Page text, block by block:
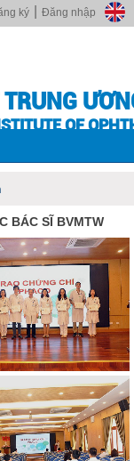
Đăng nhập
ký
OF
BÁC SĨ BVMTW